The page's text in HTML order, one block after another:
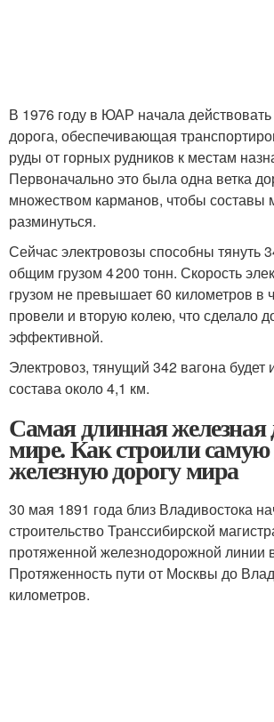
В 1976 году в ЮАР начала
дорога, обеспечивающая
руды от горных рудников к местам
Первоначально это была одна ветка
множеством карманов, чтобы составы
разминуться.
Сейчас электровозы способны тянуть
общим грузом 4 200 тонн. Скорость
грузом не превышает 60 километров в
провели и вторую колею, что сделало
эффективной.
Электровоз, тянущий 342 вагона будет
состава около 4,1 км.
Самая длинная железная
мире. Как строили
железную дорогу мира
30 мая 1891 года близ Владивостока
строительство Транссибирской
протяженной железнодорожной линии
Протяженность пути от Москвы до
километров.